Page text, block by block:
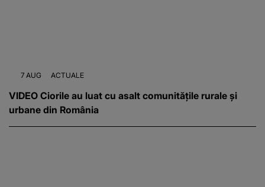
7 AUG ACTUALE
VIDEO Ciorile au luat cu asalt comunitățile rurale și
urbane din România